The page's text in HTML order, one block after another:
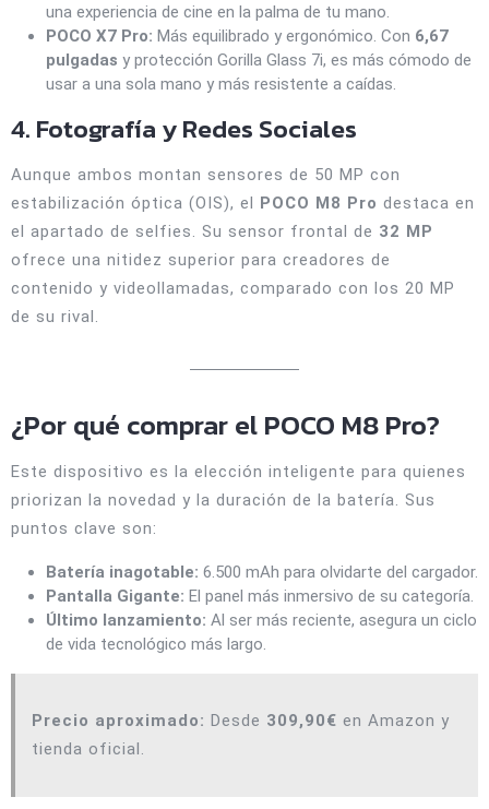
una experiencia de cine en la palma de tu mano.
POCO X7 Pro: Más equilibrado y ergonómico. Con 6,67
pulgadas y protección Gorilla Glass 7i, es más cómodo de
usar a una sola mano y más resistente a caídas.
4. Fotografía y Redes Sociales
Aunque ambos montan sensores de 50 MP con
estabilización óptica (OIS), el
POCO M8 Pro destaca en
el apartado de selfies. Su sensor frontal de 32 MP
ofrece una nitidez superior para creadores de
contenido y videollamadas, comparado con los 20 MP
de su rival.
¿Por qué comprar el POCO M8 Pro?
Este dispositivo es la elección inteligente para quienes
priorizan la novedad y la duración de la batería. Sus
puntos clave son:
Batería inagotable: 6.500 mAh para olvidarte del cargador.
Pantalla Gigante: El panel más inmersivo de su categoría.
Último lanzamiento: Al ser más reciente, asegura un ciclo
de vida tecnológico más largo.
Precio aproximado: Desde 309,90€ en Amazon y
tienda oficial.